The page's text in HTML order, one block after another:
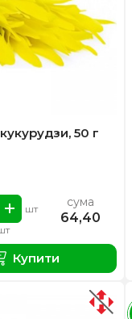
50 г
шт сума
64,40
Купити